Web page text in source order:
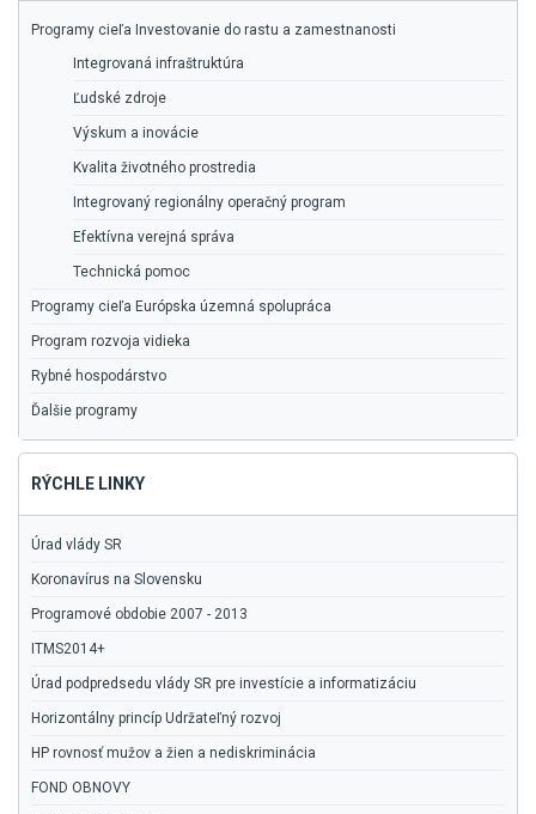
Programy cieľa Investovanie do rastu a zamestnanosti
Integrovaná infraštruktúra
Ľudské zdroje
Výskum a inovácie
Kvalita životného prostredia
Integrovaný regionálny operačný program
Efektívna verejná správa
Technická pomoc
Programy cieľa Európska územná spolupráca
Program rozvoja vidieka
Rybné hospodárstvo
Ďalšie programy
RÝCHLE LINKY
Úrad vlády SR
Koronavírus na Slovensku
Programové obdobie 2007 - 2013
ITMS2014+
Úrad podpredsedu vlády SR pre investície a informatizáciu
Horizontálny princíp Udržateľný rozvoj
HP rovnosť mužov a žien a nediskriminácia
FOND OBNOVY